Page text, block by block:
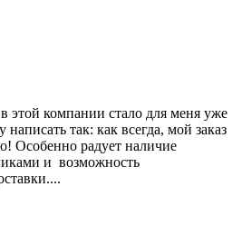
этой компании стало для меня уже
так: как всегда, мой заказ
Особенно радует наличие
и возможность